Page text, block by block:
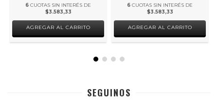
6 CUOTAS SIN INTERÉS DE
$3.583,33
AGREGAR AL CARRITO
6 CUOTAS SIN INTERÉS DE
$3.583,33
AGREGAR AL CARRITO
SEGUINOS